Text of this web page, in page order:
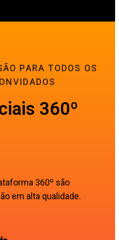
PARA TODOS OS
360º
360º são
em alta qualidade.